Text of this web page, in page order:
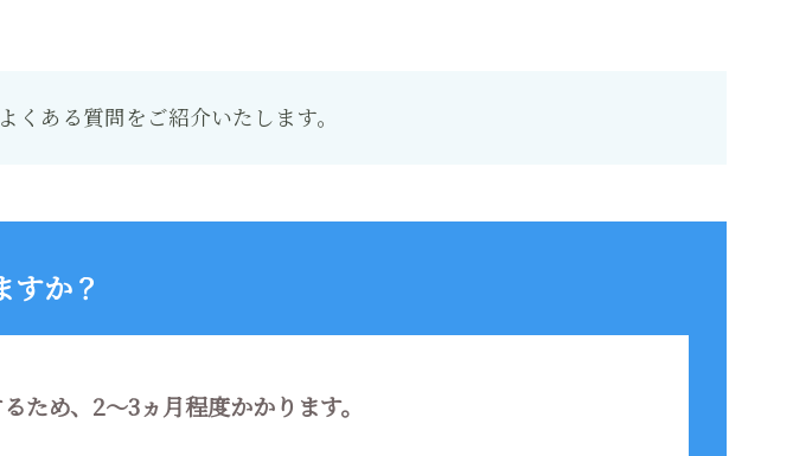
よくある質問をご紹介いたします。
すか？
ため、2〜3ヵ月程度かかります。